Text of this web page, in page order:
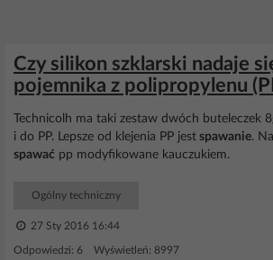
Czy silikon szklarski nadaje
pojemnika z polipropylenu
Technicolh ma taki zestaw dwóch buteleczek
i do PP. Lepsze od klejenia PP jest spawanie.
spawać pp modyfikowane kauczukiem.
Ogólny techniczny
27 Sty 2016 16:44
Odpowiedzi: 6 Wyświetleń: 8997